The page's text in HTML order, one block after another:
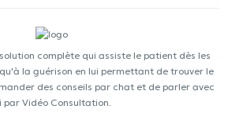
complète qui assiste le patient dès les
la guérison en lui permettant de trouver le
des conseils par chat et de parler avec
par Vidéo Consultation.